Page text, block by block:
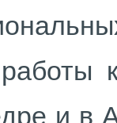
и в